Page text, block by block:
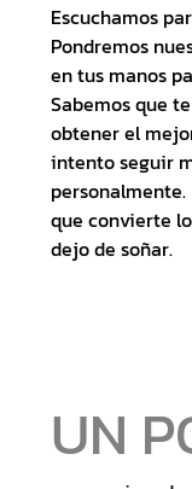
Escuchamos
Pondremos
en tus manos
Sabemos que
obtener el
intento seguir
que convierte
dejo de soñar.
UN